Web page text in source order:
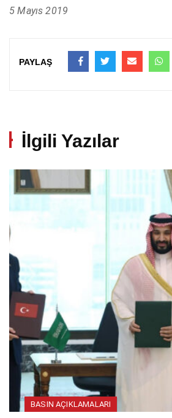
5 Mayıs 2019
PAYLAŞ
İlgili Yazılar
BASIN AÇIKLAMALARI